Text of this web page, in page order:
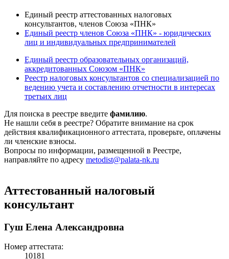
Единый реестр аттестованных налоговых
консультантов, членов Союза «ПНК»
Единый реестр членов Союза «ПНК» - юридических
лиц и индивидуальных предпринимателей
Единый реестр образовательных организаций,
аккредитованных Союзом «ПНК»
Реестр налоговых консультантов со специализацией по
ведению учета и составлению отчетности в интересах
третьих лиц
Для поиска в реестре введите фамилию.
Не нашли себя в реестре? Обратите внимание на срок
действия квалификационного аттестата, проверьте, оплачены
ли членские взносы.
Вопросы по информации, размещенной в Реестре,
направляйте по адресу metodist@palata-nk.ru
Аттестованный налоговый
консультант
Гуш Елена Александровна
Номер аттестата:
10181